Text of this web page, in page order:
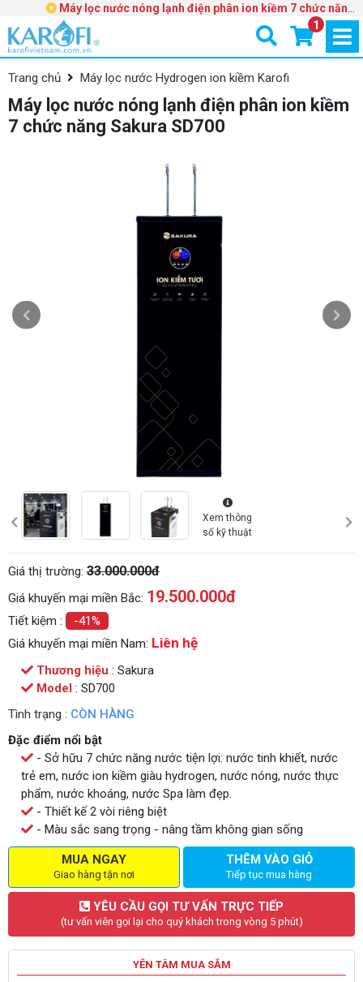
Máy lọc nước nóng lạnh điện phân ion kiềm 7 chức năng
Sakura SD700
1
Trang chủ Máy lọc nước Hydrogen ion kiềm Karofi
Máy lọc nước nóng lạnh điện phân ion kiềm
7 chức năng Sakura SD700
Xem thông
số kỹ thuật
Giá thị trường: 33.000.000đ
Giá khuyến mại miền Bắc: 19.500.000đ
Tiết kiệm :
-41%
Giá khuyến mại miền Nam: Liên hệ
Thương hiệu : Sakura
Model : SD700
Tình trạng : CÒN HÀNG
Đặc điểm nổi bật
- Sở hữu 7 chức năng nước tiện lợi: nước tinh khiết, nước
trẻ em, nước ion kiềm giàu hydrogen, nước nóng, nước thực
phẩm, nước khoáng, nước Spa làm đẹp.
- Thiết kế 2 vòi riêng biệt
- Màu sắc sang trọng - nâng tầm không gian sống
MUA NGAY
Giao hàng tận nơi
THÊM VÀO GIỎ
Tiếp tục mua hàng
YÊU CẦU GỌI TƯ VẤN TRỰC TIẾP
(tư vấn viên gọi lại cho quý khách trong vòng 5 phút)
YÊN TÂM MUA SẮM